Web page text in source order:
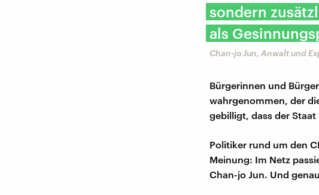
sondern
als
Chan-jo Jun, Anwalt und
Bürgerinnen und
wahrgenommen, der
gebilligt, dass der
Politiker rund um den
Meinung: Im Netz
Chan-jo Jun. Und